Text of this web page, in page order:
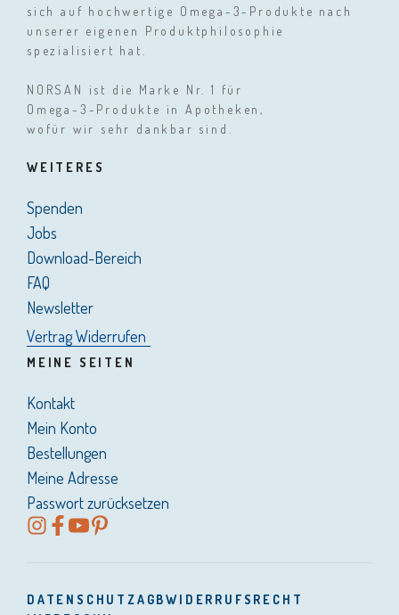
sich auf hochwertige Omega-3-Produkte nach
unserer eigenen Produktphilosophie
spezialisiert hat.
NORSAN ist die Marke Nr. 1 für
Omega-3-Produkte in Apotheken,
wofür wir sehr dankbar sind.
WEITERES
Spenden
Jobs
Download-Bereich
FAQ
Newsletter
Vertrag Widerrufen
MEINE SEITEN
Kontakt
Mein Konto
Bestellungen
Meine Adresse
Passwort zurücksetzen
DATENSCHUTZAGBWIDERRUFSRECHT